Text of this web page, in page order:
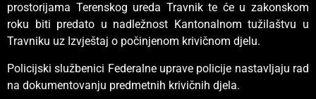
prostorijama Terenskog ureda Travnik te će u zakonskom
roku biti predato u nadležnost Kantonalnom tužilaštvu u
Travniku uz Izvještaj o počinjenom krivičnom djelu.
Policijski službenici Federalne uprave policije nastavljaju rad
na dokumentovanju predmetnih krivičnih djela.